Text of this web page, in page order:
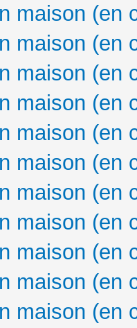
maison (en
maison (en
maison (en
maison (en
maison (en
maison (en
maison (en
maison (en
maison (en
maison (en
maison (en